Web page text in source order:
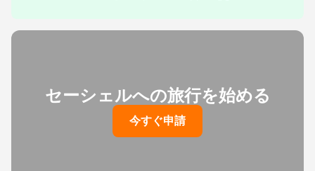
セーシェルへの旅行を始める
今すぐ申請